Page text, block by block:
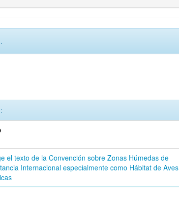
el texto de la Convención sobre Zonas Húmedas de
Internacional especialmente como Hábitat de Aves